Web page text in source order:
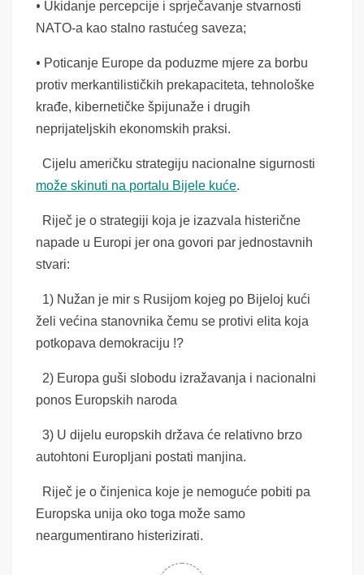
• Ukidanje percepcije i sprječavanje stvarnosti
NATO-a kao stalno rastućeg saveza;
• Poticanje Europe da poduzme mjere za borbu
protiv merkantilističkih prekapaciteta, tehnološke
krađe, kibernetičke špijunaže i drugih
neprijateljskih ekonomskih praksi.
Cijelu američku strategiju nacionalne sigurnosti
može skinuti na portalu Bijele kuće.
Riječ je o strategiji koja je izazvala histerične
napade u Europi jer ona govori par jednostavnih
stvari:
1) Nužan je mir s Rusijom kojeg po Bijeloj kući
želi većina stanovnika čemu se protivi elita koja
potkopava demokraciju !?
2) Europa guši slobodu izražavanja i nacionalni
ponos Europskih naroda
3) U dijelu europskih država će relativno brzo
autohtoni Europljani postati manjina.
Riječ je o činjenica koje je nemoguće pobiti pa
Europska unija oko toga može samo
neargumentirano histerizirati.